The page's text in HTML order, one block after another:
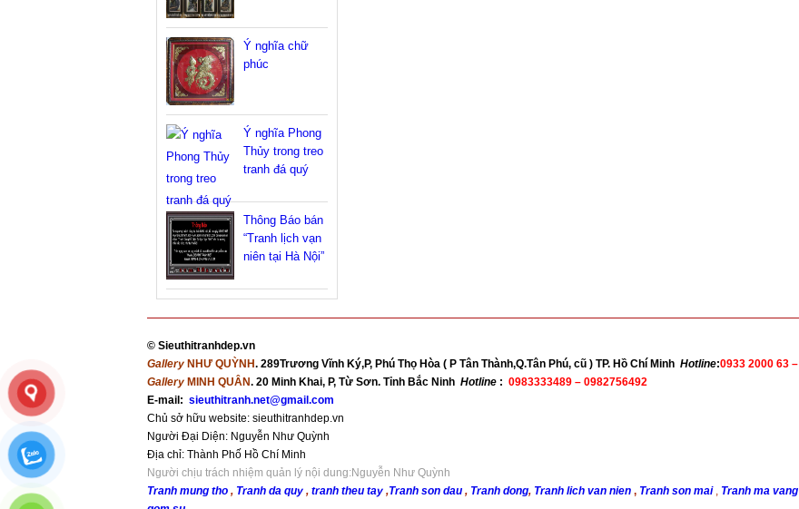
Ý nghĩa chữ
phúc
Ý nghĩa Phong
Thủy trong treo
tranh đá quý
Thông Báo bán
“Tranh lịch vạn
niên tại Hà Nội”
© Sieuthitranhdep.vn
Gallery NHƯ QUỲNH. 289Trương Vĩnh Ký,P, Phú Thọ Hòa ( P Tân Thành,Q.Tân Phú, cũ ) TP. Hồ Chí Minh Hotline:0933 2000 63 –
Gallery MINH QUÂN. 20 Minh Khai, P, Từ Sơn. Tỉnh Bắc Ninh Hotline : 0983333489 – 0982756492
E-mail: sieuthitranh.net@gmail.com
Chủ sở hữu website: sieuthitranhdep.vn
Người Đại Diện: Nguyễn Như Quỳnh
Địa chỉ: Thành Phố Hồ Chí Minh
Người chịu trách nhiệm quản lý nội dung:Nguyễn Như Quỳnh
Tranh mung tho , Tranh da quy , tranh theu tay ,Tranh son dau , Tranh dong, Tranh lich van nien , Tranh son mai , Tranh ma vang